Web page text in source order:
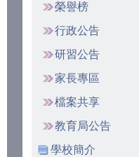
榮譽榜
行政公告
研習公告
家長專區
檔案共享
教育局公告
學校簡介